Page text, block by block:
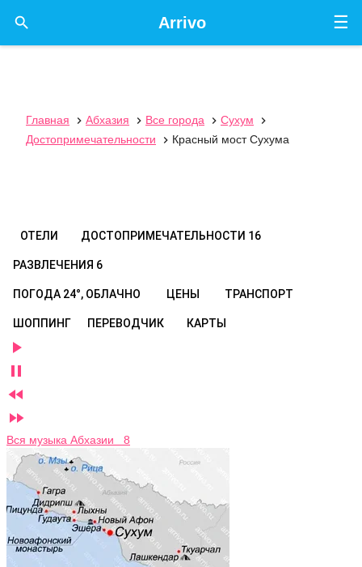
☰
Arrivo

Главная  Абхазия  Все города  Сухум

Достопримечательности
 Красный мост Сухума
ОТЕЛИ ДОСТОПРИМЕЧАТЕЛЬНОСТИ 16
РАЗВЛЕЧЕНИЯ 6
ПОГОДА 24°, ОБЛАЧНО ЦЕНЫ ТРАНСПОРТ
ШОППИНГ ПЕРЕВОДЧИК КАРТЫ




Вся музыка Абхазии 8